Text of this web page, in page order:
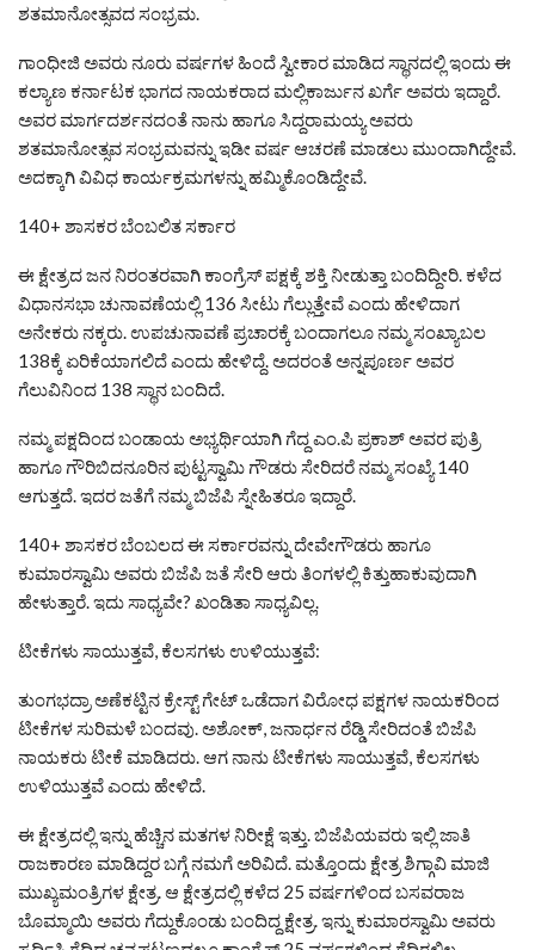
ಶತಮಾನೋತ್ಸವದ ಸಂಭ್ರಮ.
ಗಾಂಧೀಜಿ ಅವರು ನೂರು ವರ್ಷಗಳ ಹಿಂದೆ ಸ್ವೀಕಾರ ಮಾಡಿದ ಸ್ಥಾನದಲ್ಲಿ ಇಂದು ಈ
ಕಲ್ಯಾಣ ಕರ್ನಾಟಕ ಭಾಗದ ನಾಯಕರಾದ ಮಲ್ಲಿಕಾರ್ಜುನ ಖರ್ಗೆ ಅವರು ಇದ್ದಾರೆ.
ಅವರ ಮಾರ್ಗದರ್ಶನದಂತೆ ನಾನು ಹಾಗೂ ಸಿದ್ದರಾಮಯ್ಯ ಅವರು
ಶತಮಾನೋತ್ಸವ ಸಂಭ್ರಮವನ್ನು ಇಡೀ ವರ್ಷ ಆಚರಣೆ ಮಾಡಲು ಮುಂದಾಗಿದ್ದೇವೆ.
ಅದಕ್ಕಾಗಿ ವಿವಿಧ ಕಾರ್ಯಕ್ರಮಗಳನ್ನು ಹಮ್ಮಿಕೊಂಡಿದ್ದೇವೆ.
140+ ಶಾಸಕರ ಬೆಂಬಲಿತ ಸರ್ಕಾರ
ಈ ಕ್ಷೇತ್ರದ ಜನ ನಿರಂತರವಾಗಿ ಕಾಂಗ್ರೆಸ್ ಪಕ್ಷಕ್ಕೆ ಶಕ್ತಿ ನೀಡುತ್ತಾ ಬಂದಿದ್ದೀರಿ. ಕಳೆದ
ವಿಧಾನಸಭಾ ಚುನಾವಣೆಯಲ್ಲಿ 136 ಸೀಟು ಗೆಲ್ಲುತ್ತೇವೆ ಎಂದು ಹೇಳಿದಾಗ
ಅನೇಕರು ನಕ್ಕರು. ಉಪಚುನಾವಣೆ ಪ್ರಚಾರಕ್ಕೆ ಬಂದಾಗಲೂ ನಮ್ಮ ಸಂಖ್ಯಾಬಲ
138ಕ್ಕೆ ಏರಿಕೆಯಾಗಲಿದೆ ಎಂದು ಹೇಳಿದ್ದೆ. ಅದರಂತೆ ಅನ್ನಪೂರ್ಣ ಅವರ
ಗೆಲುವಿನಿಂದ 138 ಸ್ಥಾನ ಬಂದಿದೆ.
ನಮ್ಮ ಪಕ್ಷದಿಂದ ಬಂಡಾಯ ಅಭ್ಯರ್ಥಿಯಾಗಿ ಗೆದ್ದ ಎಂ.ಪಿ ಪ್ರಕಾಶ್ ಅವರ ಪುತ್ರಿ
ಹಾಗೂ ಗೌರಿಬಿದನೂರಿನ ಪುಟ್ಟಸ್ವಾಮಿ ಗೌಡರು ಸೇರಿದರೆ ನಮ್ಮ ಸಂಖ್ಯೆ 140
ಆಗುತ್ತದೆ. ಇದರ ಜತೆಗೆ ನಮ್ಮ ಬಿಜೆಪಿ ಸ್ನೇಹಿತರೂ ಇದ್ದಾರೆ.
140+ ಶಾಸಕರ ಬೆಂಬಲದ ಈ ಸರ್ಕಾರವನ್ನು ದೇವೇಗೌಡರು ಹಾಗೂ
ಕುಮಾರಸ್ವಾಮಿ ಅವರು ಬಿಜೆಪಿ ಜತೆ ಸೇರಿ ಆರು ತಿಂಗಳಲ್ಲಿ ಕಿತ್ತುಹಾಕುವುದಾಗಿ
ಹೇಳುತ್ತಾರೆ. ಇದು ಸಾಧ್ಯವೇ? ಖಂಡಿತಾ ಸಾಧ್ಯವಿಲ್ಲ.
ಟೀಕೆಗಳು ಸಾಯುತ್ತವೆ, ಕೆಲಸಗಳು ಉಳಿಯುತ್ತವೆ:
ತುಂಗಭದ್ರಾ ಅಣೆಕಟ್ಟಿನ ಕ್ರೇಸ್ಟ್ ಗೇಟ್ ಒಡೆದಾಗ ವಿರೋಧ ಪಕ್ಷಗಳ ನಾಯಕರಿಂದ
ಟೀಕೆಗಳ ಸುರಿಮಳೆ ಬಂದವು. ಅಶೋಕ್, ಜನಾರ್ಧನ ರೆಡ್ಡಿ ಸೇರಿದಂತೆ ಬಿಜೆಪಿ
ನಾಯಕರು ಟೀಕೆ ಮಾಡಿದರು. ಆಗ ನಾನು ಟೀಕೆಗಳು ಸಾಯುತ್ತವೆ, ಕೆಲಸಗಳು
ಉಳಿಯುತ್ತವೆ ಎಂದು ಹೇಳಿದೆ.
ಈ ಕ್ಷೇತ್ರದಲ್ಲಿ ಇನ್ನು ಹೆಚ್ಚಿನ ಮತಗಳ ನಿರೀಕ್ಷೆ ಇತ್ತು. ಬಿಜೆಪಿಯವರು ಇಲ್ಲಿ ಜಾತಿ
ರಾಜಕಾರಣ ಮಾಡಿದ್ದರ ಬಗ್ಗೆ ನಮಗೆ ಅರಿವಿದೆ. ಮತ್ತೊಂದು ಕ್ಷೇತ್ರ ಶಿಗ್ಗಾವಿ ಮಾಜಿ
ಮುಖ್ಯಮಂತ್ರಿಗಳ ಕ್ಷೇತ್ರ. ಆ ಕ್ಷೇತ್ರದಲ್ಲಿ ಕಳೆದ 25 ವರ್ಷಗಳಿಂದ ಬಸವರಾಜ
ಬೊಮ್ಮಾಯಿ ಅವರು ಗೆದ್ದುಕೊಂಡು ಬಂದಿದ್ದ ಕ್ಷೇತ್ರ. ಇನ್ನು ಕುಮಾರಸ್ವಾಮಿ ಅವರು